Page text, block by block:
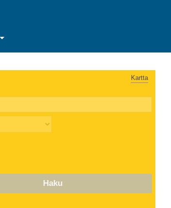
Kartta
Haku